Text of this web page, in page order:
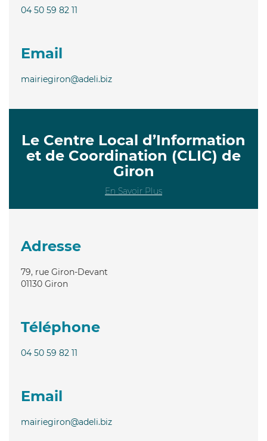
04 50 59 82 11
Email
mairiegiron@adeli.biz
Le Centre Local d’Information
et de Coordination (CLIC) de
Giron
En Savoir Plus
Adresse
79, rue Giron-Devant
01130 Giron
Téléphone
04 50 59 82 11
Email
mairiegiron@adeli.biz